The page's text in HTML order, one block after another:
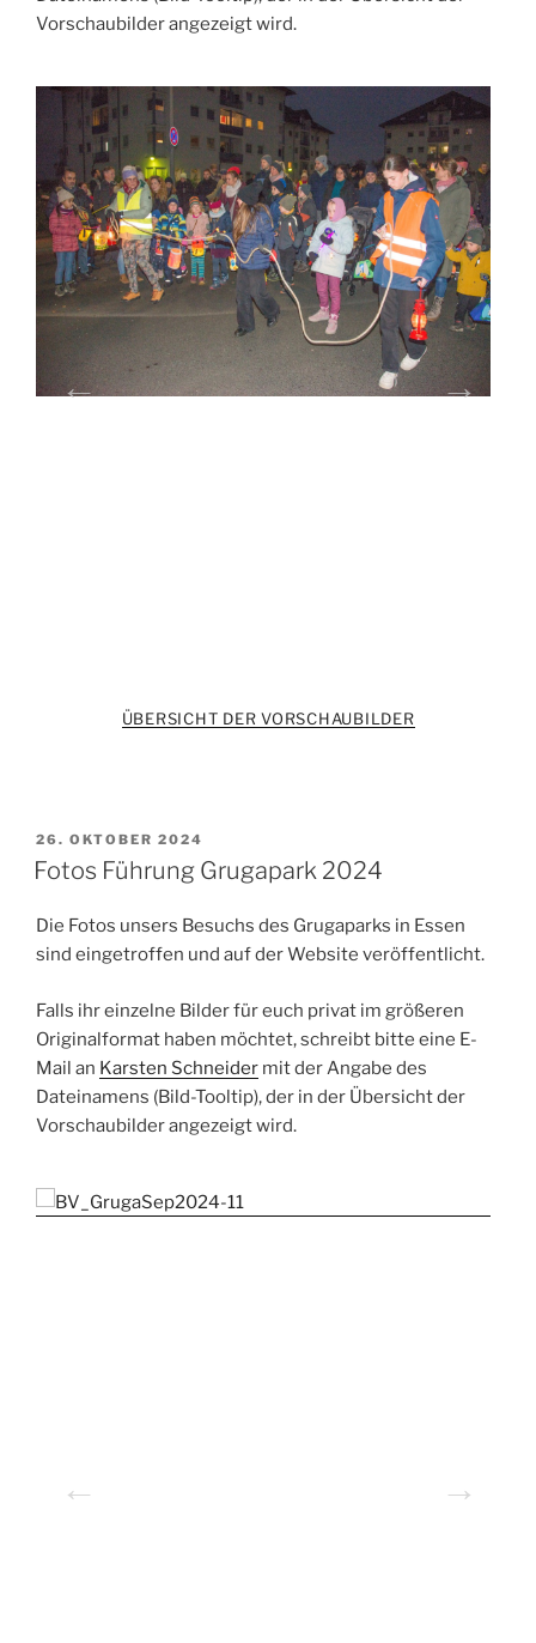
Vorschaubilder angezeigt wird.
ÜBERSICHT DER VORSCHAUBILDER
VERÖFFENTLICHT
AM
26. OKTOBER 2024
Fotos Führung Grugapark 2024
Die Fotos unsers Besuchs des Grugaparks in Essen
sind eingetroffen und auf der Website veröffentlicht.
Falls ihr einzelne Bilder für euch privat im größeren
Originalformat haben möchtet, schreibt bitte eine E-
Mail an Karsten Schneider mit der Angabe des
Dateinamens (Bild-Tooltip), der in der Übersicht der
Vorschaubilder angezeigt wird.